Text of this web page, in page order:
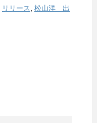
リリース, 松山洋 出